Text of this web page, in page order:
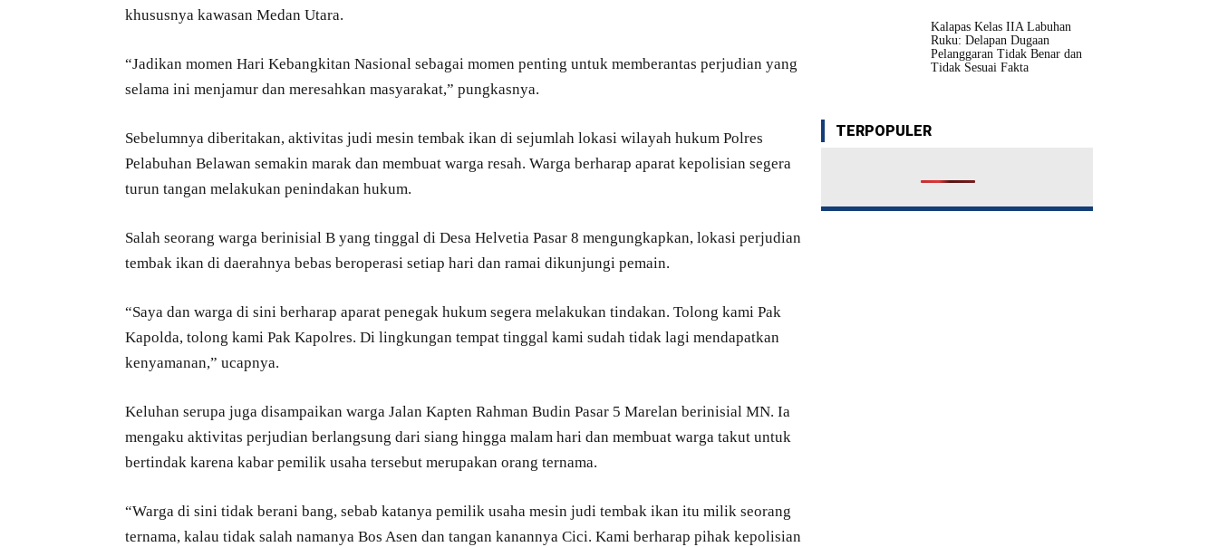
khususnya kawasan Medan Utara.
“Jadikan momen Hari Kebangkitan Nasional sebagai momen penting untuk memberantas perjudian yang
selama ini menjamur dan meresahkan masyarakat,” pungkasnya.
Sebelumnya diberitakan, aktivitas judi mesin tembak ikan di sejumlah lokasi wilayah hukum Polres
Pelabuhan Belawan semakin marak dan membuat warga resah. Warga berharap aparat kepolisian segera
turun tangan melakukan penindakan hukum.
Salah seorang warga berinisial B yang tinggal di Desa Helvetia Pasar 8 mengungkapkan, lokasi perjudian
tembak ikan di daerahnya bebas beroperasi setiap hari dan ramai dikunjungi pemain.
“Saya dan warga di sini berharap aparat penegak hukum segera melakukan tindakan. Tolong kami Pak
Kapolda, tolong kami Pak Kapolres. Di lingkungan tempat tinggal kami sudah tidak lagi mendapatkan
kenyamanan,” ucapnya.
Keluhan serupa juga disampaikan warga Jalan Kapten Rahman Budin Pasar 5 Marelan berinisial MN. Ia
mengaku aktivitas perjudian berlangsung dari siang hingga malam hari dan membuat warga takut untuk
bertindak karena kabar pemilik usaha tersebut merupakan orang ternama.
“Warga di sini tidak berani bang, sebab katanya pemilik usaha mesin judi tembak ikan itu milik seorang
ternama, kalau tidak salah namanya Bos Asen dan tangan kanannya Cici. Kami berharap pihak kepolisian
Kalapas Kelas IIA Labuhan
Ruku: Delapan Dugaan
Pelanggaran Tidak Benar dan
Tidak Sesuai Fakta
TERPOPULER